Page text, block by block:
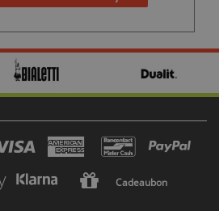
Cadeaubon